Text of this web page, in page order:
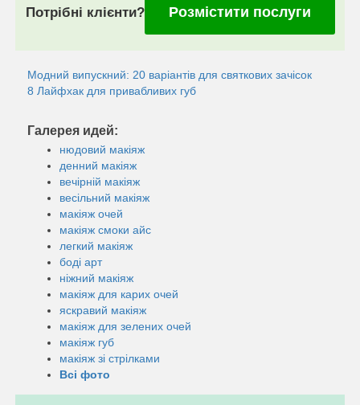
Потрібні клієнти? Розмістити послуги
Модний випускний: 20 варіантів для святкових зачісок
8 Лайфхак для привабливих губ
Галерея идей:
нюдовий макіяж
денний макіяж
вечірній макіяж
весільний макіяж
макіяж очей
макіяж смоки айс
легкий макіяж
боді арт
ніжний макіяж
макіяж для карих очей
яскравий макіяж
макіяж для зелених очей
макіяж губ
макіяж зі стрілками
Всі фото